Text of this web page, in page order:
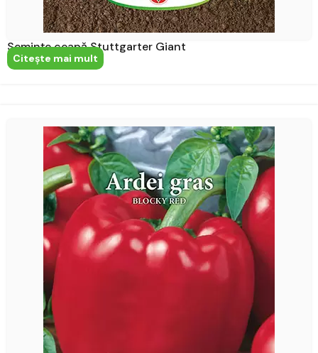
Semințe ceapă Stuttgarter Giant
Citeşte mai mult